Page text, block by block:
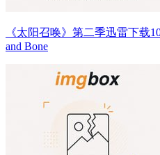
《太阳召唤》第二季迅雷下载
and Bone